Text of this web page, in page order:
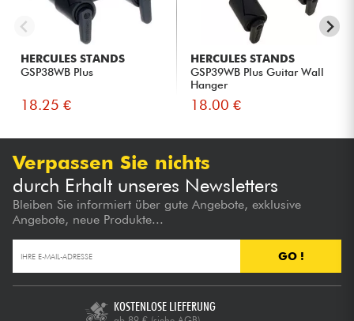
HERCULES STANDS
GSP38WB Plus
18.25 €
HERCULES STANDS
GSP39WB Plus Guitar Wall
Hanger
18.00 €
Verpassen Sie nichts
durch Erhalt unseres Newsletters
Bleiben Sie informiert über gute Angebote, exklusive
Angebote, neue Produkte...
GO !
KOSTENLOSE LIEFERUNG